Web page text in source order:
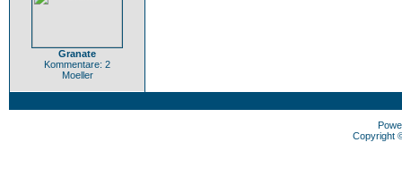
Granate
Kommentare: 2
Moeller
Copyright